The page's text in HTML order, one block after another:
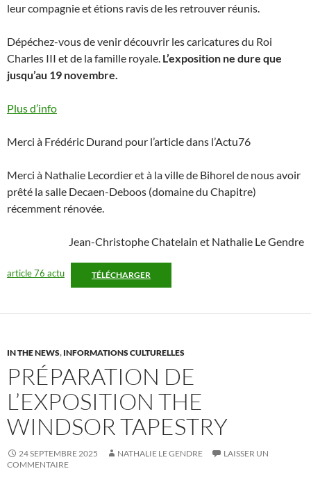
leur compagnie et étions ravis de les retrouver réunis.
Dépéchez-vous de venir découvrir les caricatures du Roi
Charles III et de la famille royale. L’exposition ne dure que
jusqu’au 19 novembre.
Plus d’info
Merci à Frédéric Durand pour l’article dans l’Actu76
Merci à Nathalie Lecordier et à la ville de Bihorel de nous avoir
prêté la salle Decaen-Deboos (domaine du Chapitre)
récemment rénovée.
Jean-Christophe Chatelain et Nathalie Le Gendre
article 76 actu TÉLÉCHARGER
IN THE NEWS, INFORMATIONS CULTURELLES
PRÉPARATION DE
L’EXPOSITION THE
WINDSOR TAPESTRY
24 SEPTEMBRE 2025 NATHALIE LE GENDRE
LAISSER UN
COMMENTAIRE